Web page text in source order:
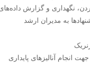
نگهداری و گزارش
به مدیران ارشد
انجام آنالیز‌های پایداری